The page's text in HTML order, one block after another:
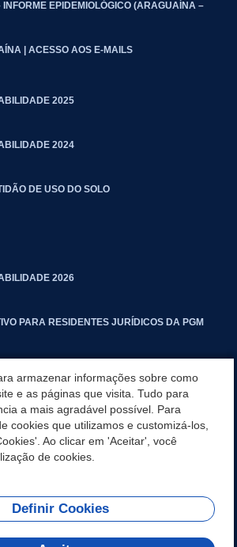
EPIDEMIOLÓGICO (ARAGUAÍNA –
| ACESSO AOS E-MAILS
2025
2024
DE USO DO SOLO
2026
PARA RESIDENTES JURÍDICOS DA PGM
IMOBILIÁRIOS SEINFRA
armazenar informações sobre como
e as páginas que visita. Tudo para
a mais agradável possível. Para
cookies que utilizamos e customizá-los,
Ao clicar em 'Aceitar', você
de cookies.
Definir Cookies